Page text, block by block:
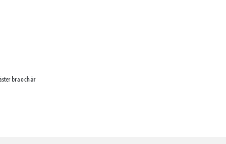
bra och är